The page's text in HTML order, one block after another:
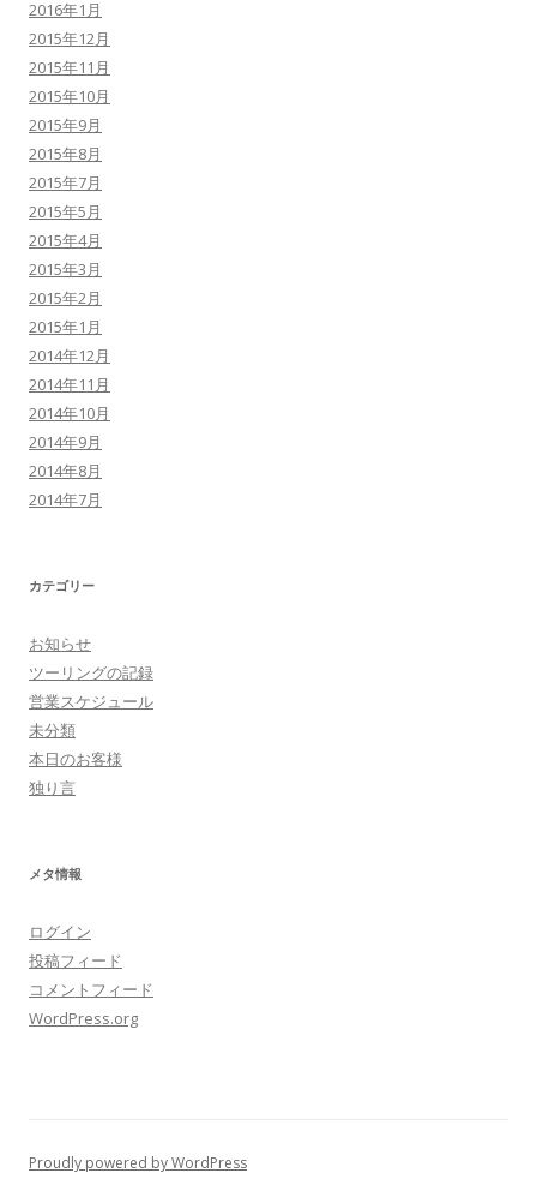
2016年1月
2015年12月
2015年11月
2015年10月
2015年9月
2015年8月
2015年7月
2015年5月
2015年4月
2015年3月
2015年2月
2015年1月
2014年12月
2014年11月
2014年10月
2014年9月
2014年8月
2014年7月
カテゴリー
お知らせ
ツーリングの記録
営業スケジュール
未分類
本日のお客様
独り言
メタ情報
ログイン
投稿フィード
コメントフィード
WordPress.org
Proudly powered by WordPress